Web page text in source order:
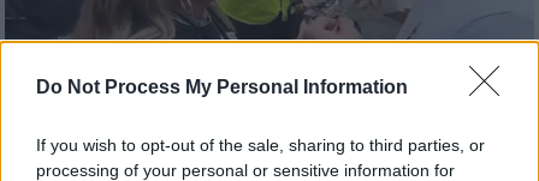
Do Not Process My Personal Information
If you wish to opt-out of the sale, sharing to third parties, or
processing of your personal or sensitive information for
Έφαγε κεμπάμ μπροστά σε vegans
Προσθέστε το ΕΘΝΟΣ στη Google